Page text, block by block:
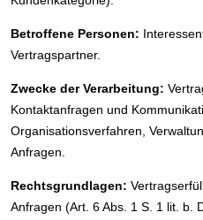
Betroffene Personen:
Vertragspartner.
Zwecke der Verarbeitung:
Kontaktanfragen und
Organisationsverfahren,
Anfragen.
Rechtsgrundlagen:
Anfragen (Art. 6 Abs. 1 S. 1 lit. b.